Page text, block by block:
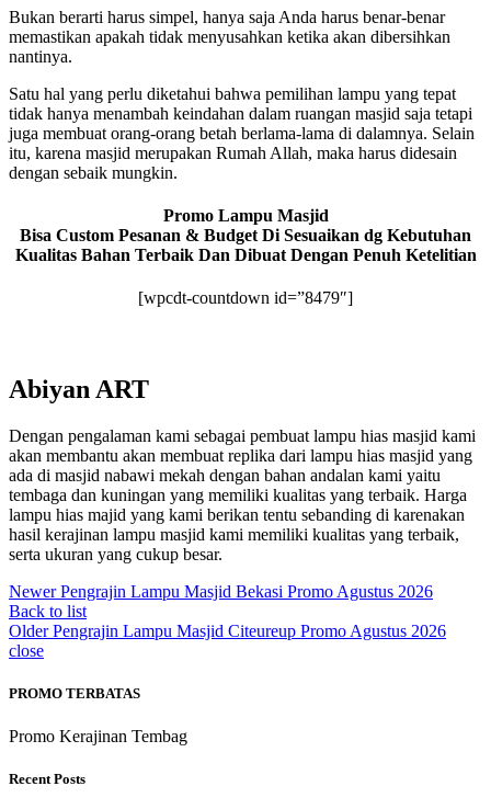
Bukan berarti harus simpel, hanya saja Anda harus benar-benar
memastikan apakah tidak menyusahkan ketika akan dibersihkan
nantinya.
Satu hal yang perlu diketahui bahwa pemilihan lampu yang tepat
tidak hanya menambah keindahan dalam ruangan masjid saja tetapi
juga membuat orang-orang betah berlama-lama di dalamnya. Selain
itu, karena masjid merupakan Rumah Allah, maka harus didesain
dengan sebaik mungkin.
Promo Lampu Masjid
Bisa Custom Pesanan & Budget Di Sesuaikan dg Kebutuhan
Kualitas Bahan Terbaik Dan Dibuat Dengan Penuh Ketelitian
[wpcdt-countdown id=”8479″]
Abiyan ART
Dengan pengalaman kami sebagai pembuat lampu hias masjid kami
akan membantu akan membuat replika dari lampu hias masjid yang
ada di masjid nabawi mekah dengan bahan andalan kami yaitu
tembaga dan kuningan yang memiliki kualitas yang terbaik. Harga
lampu hias majid yang kami berikan tentu sebanding di karenakan
hasil kerajinan lampu masjid kami memiliki kualitas yang terbaik,
serta ukuran yang cukup besar.
Newer Pengrajin Lampu Masjid Bekasi Promo Agustus 2026
Back to list
Older Pengrajin Lampu Masjid Citeureup Promo Agustus 2026
close
PROMO TERBATAS
Promo Kerajinan Tembag
Recent Posts